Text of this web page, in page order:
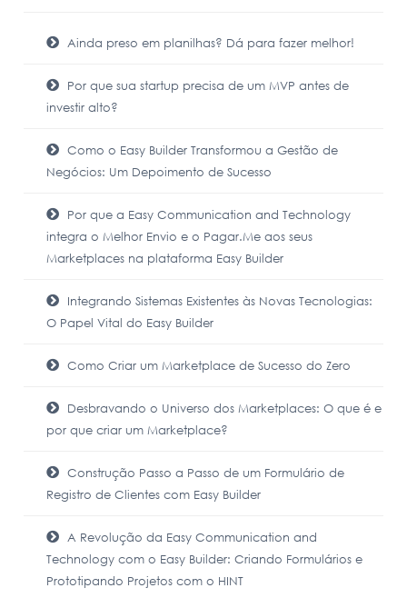
Ainda preso em planilhas? Dá para fazer melhor!
Por que sua startup precisa de um MVP antes de
investir alto?
Como o Easy Builder Transformou a Gestão de
Negócios: Um Depoimento de Sucesso
Por que a Easy Communication and Technology
integra o Melhor Envio e o Pagar.Me aos seus
Marketplaces na plataforma Easy Builder
Integrando Sistemas Existentes às Novas Tecnologias:
O Papel Vital do Easy Builder
Como Criar um Marketplace de Sucesso do Zero
Desbravando o Universo dos Marketplaces: O que é e
por que criar um Marketplace?
Construção Passo a Passo de um Formulário de
Registro de Clientes com Easy Builder
A Revolução da Easy Communication and
Technology com o Easy Builder: Criando Formulários e
Prototipando Projetos com o HINT